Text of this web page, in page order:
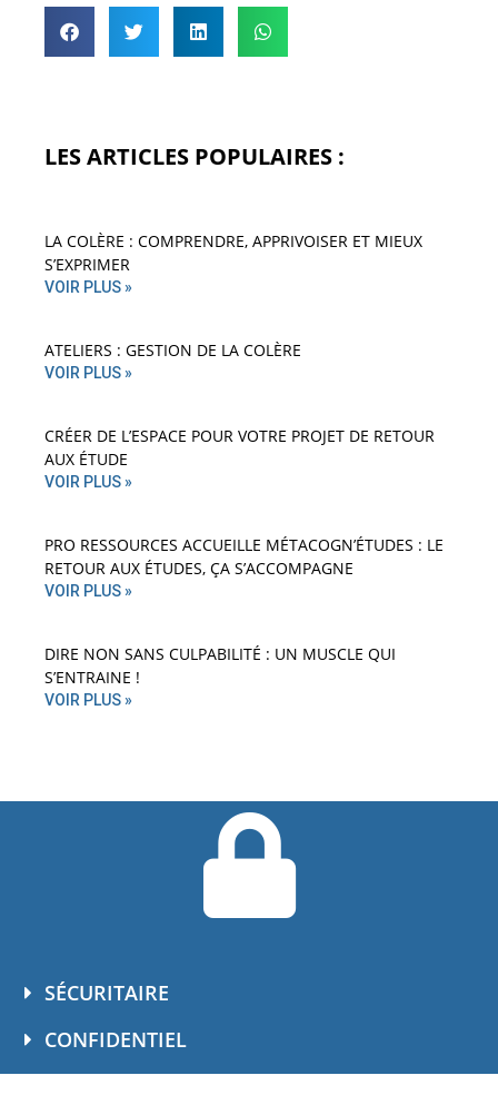
LES ARTICLES POPULAIRES :
LA COLÈRE : COMPRENDRE, APPRIVOISER ET MIEUX
S’EXPRIMER
VOIR PLUS »
ATELIERS : GESTION DE LA COLÈRE
VOIR PLUS »
CRÉER DE L’ESPACE POUR VOTRE PROJET DE RETOUR
AUX ÉTUDE
VOIR PLUS »
PRO RESSOURCES ACCUEILLE MÉTACOGN’ÉTUDES : LE
RETOUR AUX ÉTUDES, ÇA S’ACCOMPAGNE
VOIR PLUS »
DIRE NON SANS CULPABILITÉ : UN MUSCLE QUI
S’ENTRAINE !
VOIR PLUS »
SÉCURITAIRE
CONFIDENTIEL